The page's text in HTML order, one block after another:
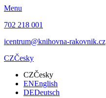
Menu
702 218 001
icentrum@knihovna-rakovnik.cz
CZČesky
CZČesky
ENEnglish
DEDeutsch